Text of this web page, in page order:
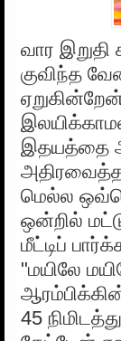
வார
குவிந்த
இதயத்தை
அதிரவைத்த
மெல்ல
ஒன்றில்
மீட்டிப்
"மயிலே
45